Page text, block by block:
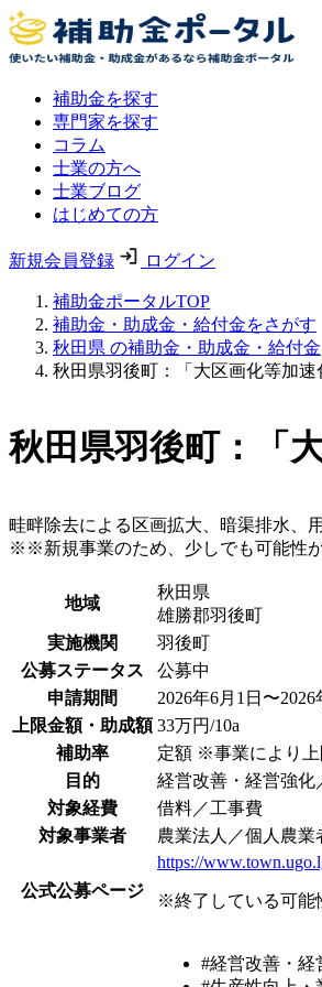
補助金を探す
専門家を探す
コラム
士業の方へ
士業ブログ
はじめての方
新規会員登録 ログイン
補助金ポータルTOP
補助金・助成金・給付金をさがす
秋田県 の補助金・助成金・給付金
秋田県羽後町：「大区画化等加速
秋田県羽後町：「
畦畔除去による区画拡大、暗渠排水、
※※新規事業のため、少しでも可能性
地域
秋田県
雄勝郡羽後町
実施機関
羽後町
公募ステータス
公募中
申請期間
2026年6月1日〜2026
上限金額・助成額 33万円/10a
補助率
定額 ※事業により上
目的
経営改善・経営強化
対象経費
借料／工事費
対象事業者
農業法人／個人農業
公式公募ページ
https://
※終了している可能
#経営改善・経